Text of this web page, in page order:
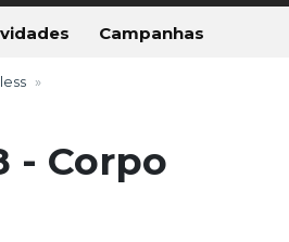
Campanhas
- Corpo